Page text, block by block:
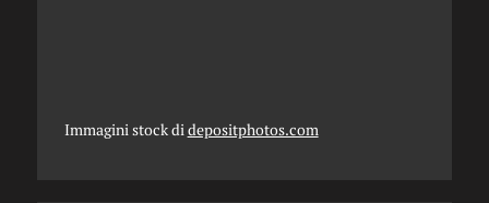
Immagini stock di depositphotos.com